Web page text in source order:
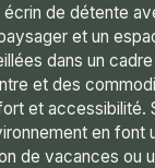
écrin de détente
et un
dans un
et des
et accessibilité.
en font
de vacances ou